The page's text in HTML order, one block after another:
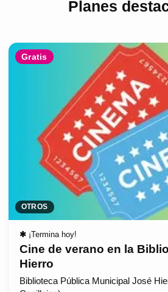
Planes
Gratis
OTROS
✱ ¡Termina hoy!
Cine de verano en la
Hierro
Biblioteca Pública Municipal José